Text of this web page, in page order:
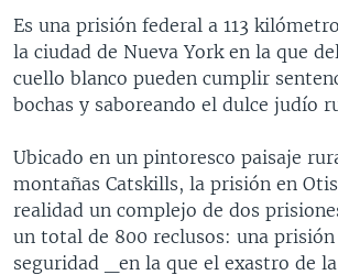
Es una prisión federal a 113
la ciudad de Nueva York en la que
cuello blanco pueden cumplir
bochas y saboreando el dulce judío
Ubicado en un pintoresco paisaje
montañas Catskills, la prisión en
realidad un complejo de dos
un total de 800 reclusos: una prisión
seguridad _en la que el exastro de